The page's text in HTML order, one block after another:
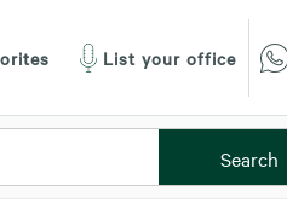
List your office
Search